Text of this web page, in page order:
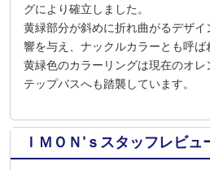
グにより確立しました。
黄緑部分が斜めに折れ曲がるデザ
響を与え、ナックルカラーとも呼ば
黄緑色のカラーリングは現在のオ
テップバスへも踏襲しています。
ＩＭＯＮ’ｓスタッフレビュ